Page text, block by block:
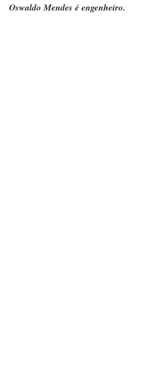
Oswaldo Mendes é engenheiro.